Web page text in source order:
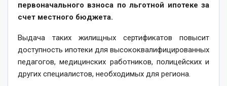
первоначального взноса по льготной ипотеке за
счет местного бюджета.
Выдача таких жилищных сертификатов повысит
доступность ипотеки для высококвалифицированных
педагогов, медицинских работников, полицейских и
других специалистов, необходимых для региона.